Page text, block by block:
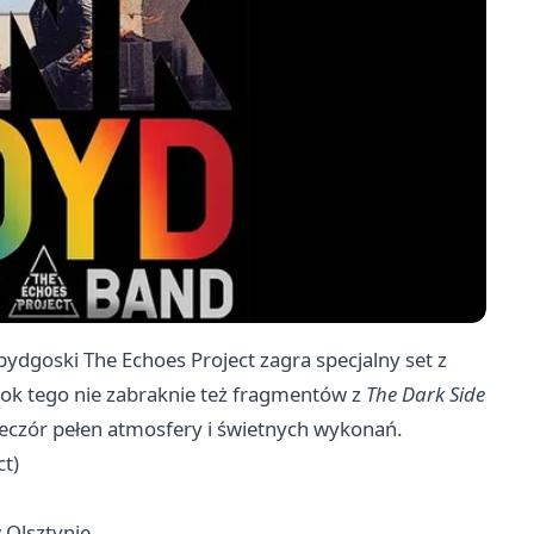
The Echoes Project zagra specjalny set z
tego nie zabraknie też fragmentów z The Dark Side
pełen atmosfery i świetnych wykonań.